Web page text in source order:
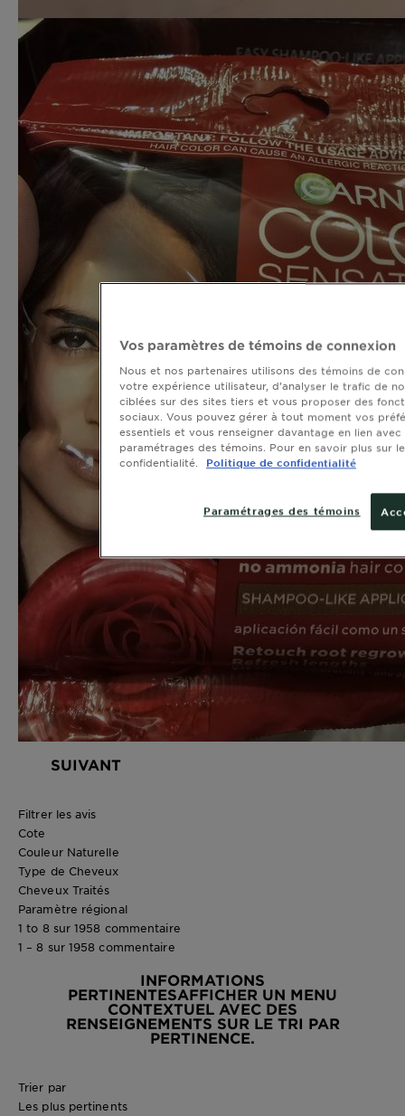
SUIVANT
Filtrer les avis
Cote
Couleur Naturelle
Type de Cheveux
Cheveux Traités
Paramètre régional
1 to 8 sur 1958 commentaire
1 – 8 sur 1958 commentaire
INFORMATIONS
PERTINENTESAFFICHER UN MENU
CONTEXTUEL AVEC DES
RENSEIGNEMENTS SUR LE TRI PAR
PERTINENCE.
Trier par
Les plus pertinents
Vos paramètres de témoins de connexion
Nous et nos partenaires utilisons des témoins de
votre expérience utilisateur, d’analyser le trafic de
ciblées sur des sites tiers et vous proposer des
sociaux. Vous pouvez gérer à tout moment vos
essentiels et vous renseigner davantage en lien
paramétrages des témoins. Pour en savoir plus sur
confidentialité.
Politique de confidentialité
Paramétrages des témoins